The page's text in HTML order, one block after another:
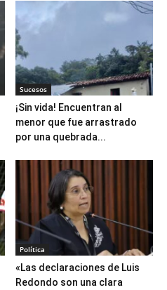
Sucesos
¡Sin vida! Encuentran al
menor que fue arrastrado
por una quebrada...
Política
«Las declaraciones de Luis
Redondo son una clara